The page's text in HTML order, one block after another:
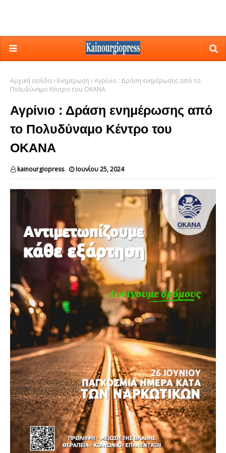
Αρχική σελίδα Ενημέρωση
Αγρίνιο : Δράση ενημέρωσης από το
Πολυδύναμο Κέντρο του ΟΚΑΝΑ
Αγρίνιο : Δράση ενημέρωσης από
το Πολυδύναμο Κέντρο του
ΟΚΑΝΑ
kainourgiopress Ιουνίου 25, 2024